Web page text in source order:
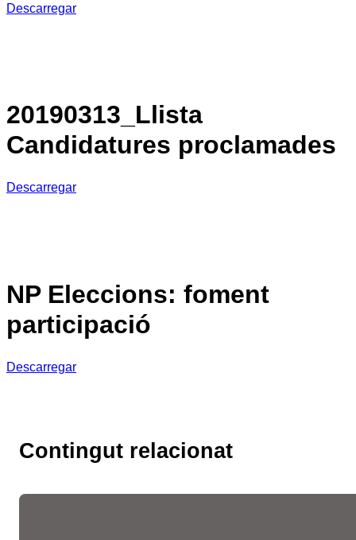
Descarregar
20190313_Llista
Candidatures proclamades
Descarregar
NP Eleccions: foment
participació
Descarregar
Contingut relacionat